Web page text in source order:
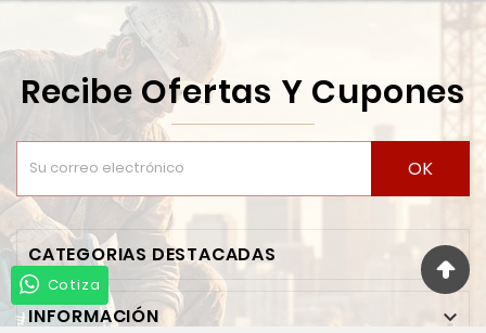
Recibe Ofertas Y Cupones
OK
CATEGORIAS DESTACADAS 
INFORMACIÓN 
Cotiza